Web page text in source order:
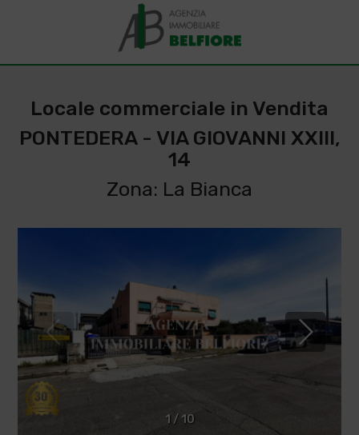
Locale commerciale in Vendita
PONTEDERA - VIA GIOVANNI XXIII,
14
Zona: La Bianca
1 / 10